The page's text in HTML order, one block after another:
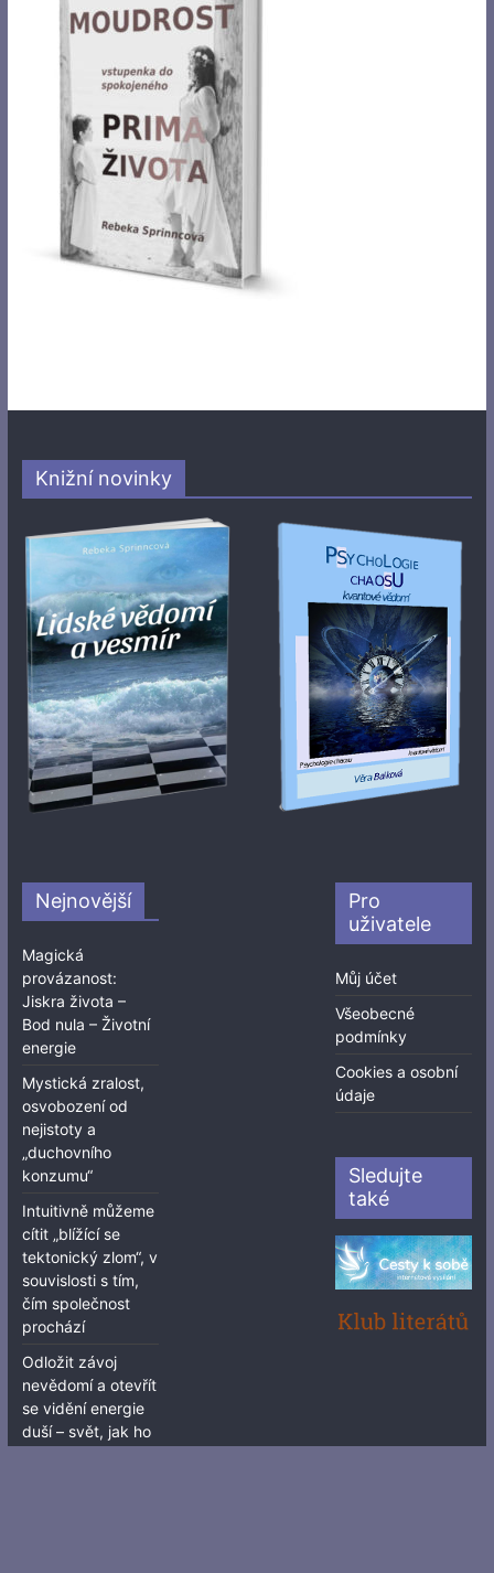
Knižní novinky
Nejnovější
Magická
provázanost:
Jiskra života –
Bod nula – Životní
energie
Mystická zralost,
osvobození od
nejistoty a
„duchovního
konzumu“
Intuitivně můžeme
cítit „blížící se
tektonický zlom“, v
souvislosti s tím,
čím společnost
prochází
Odložit závoj
nevědomí a otevřít
se vidění energie
duší – svět, jak ho
Pro
uživatele
Můj účet
Všeobecné
podmínky
Cookies a osobní
údaje
Sledujte
také